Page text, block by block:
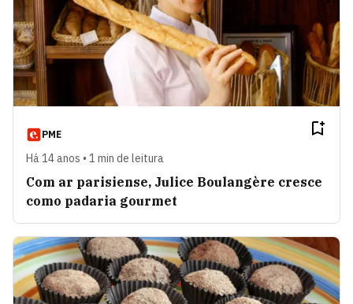
PME
Há 14 anos • 1 min de leitura
Com ar parisiense, Julice Boulangère cresce
como padaria gourmet